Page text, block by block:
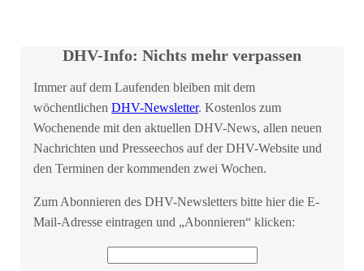
DHV-Info: Nichts mehr verpassen
Immer auf dem Laufenden bleiben mit dem
wöchentlichenDHV-Newsletter. Kostenlos zum
Wochenende mit den aktuellen DHV-News, allen neuen
Nachrichten und Presseechos auf der DHV-Website und
den Terminen der kommenden zwei Wochen.
Zum Abonnieren des DHV-Newsletters bitte hier die E-
Mail-Adresse eintragen und „Abonnieren“ klicken: